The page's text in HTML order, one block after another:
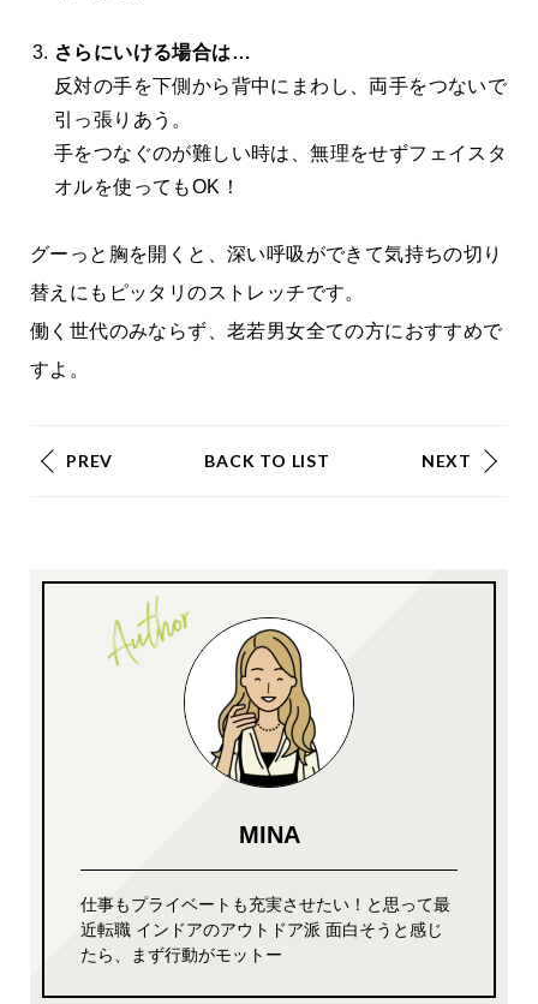
さらにいける場合は…
反対の手を下側から背中にまわし、両手をつないで
引っ張りあう。
手をつなぐのが難しい時は、無理をせずフェイスタ
オルを使ってもOK ！
グーっと胸を開くと、深い呼吸ができて気持ちの切り
替えにもピッタリのストレッチです。
働く世代のみならず、老若男女全ての方におすすめで
すよ。
PREV BACK TO LIST NEXT
MINA
仕事もプライベートも充実させたい！と思って最
近転職 インドアのアウトドア派 面白そうと感じ
たら、まず行動がモットー